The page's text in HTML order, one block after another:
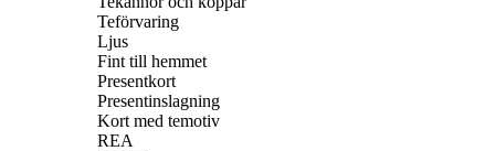
Teförvaring
Ljus
Fint till hemmet
Presentkort
Presentinslagning
Kort med temotiv
REA